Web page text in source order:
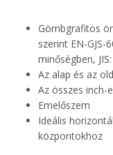
Gömbgrafitos
szerint EN-GJS-
minőségben,
Az alap és az
Az összes inch-
Emelőszem
Ideális
központokhoz